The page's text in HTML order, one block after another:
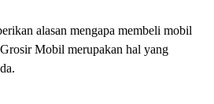
alasan mengapa membeli mobil
Mobil merupakan hal yang